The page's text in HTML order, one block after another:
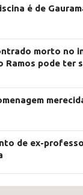
é de
morto no
Ramos pode ter
de ex-